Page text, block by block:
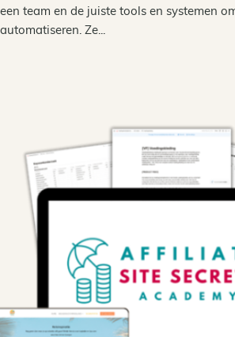
een team en de juiste tools en systemen
automatiseren. Ze...